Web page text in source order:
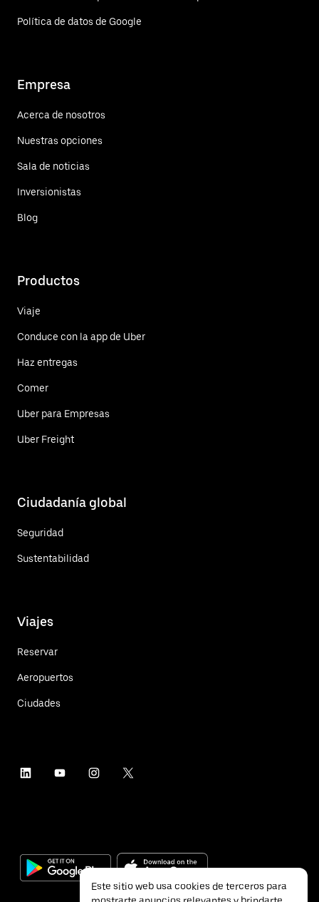
Política de datos de Google
Empresa
Acerca de nosotros
Nuestras opciones
Sala de noticias
Inversionistas
Blog
Productos
Viaje
Conduce con la app de Uber
Haz entregas
Comer
Uber para Empresas
Uber Freight
Ciudadanía global
Seguridad
Sustentabilidad
Viajes
Reservar
Aeropuertos
Ciudades
Este sitio web usa cookies de terceros para